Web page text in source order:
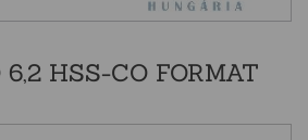
HSS-CO FORMAT